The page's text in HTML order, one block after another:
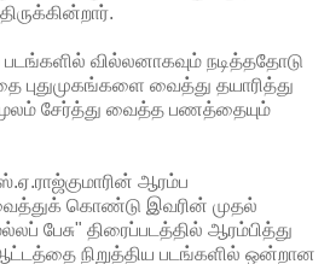
வில்லனாகவும் நடித்ததோடு
புதுமுகங்களை வைத்து தயாரித்து
சேர்த்து வைத்த பணத்தையும்
ஆரம்ப
கொண்டு இவரின் முதல்
பேசு" திரைப்படத்தில் ஆரம்பித்து
நிறுத்திய படங்களில் ஒன்றான